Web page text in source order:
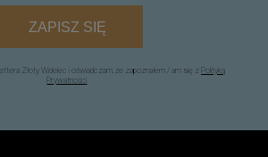
ZAPISZ SIĘ
Złoty Widelec i oświadczam, że zapoznałem / am się z Polityką
Prywatności